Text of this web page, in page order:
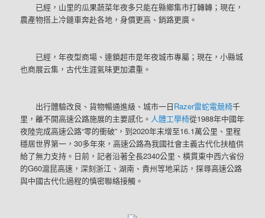
已經，山里的瓜果蔬菜年夜多只能在縣鄉集市打轉轉；現在，
農產物搭上冷鏈車奔赴各地，身價更高、銷路更廣。
已經，年夜型商場、連鎖超市是年夜城市專屬；現在，小縣城
也商展云集，古代生涯氣味更加濃重。
出行體驗改良、貨物暢通進級、城市一日Razer雷蛇電競椅千
里，離不開高速公路施展的主要感化。 人體工學椅從1988年中國年
夜陸完成高速公路“零的衝破”，到2020年末增至16.1萬公里、里程
穩居世界第一，30多年來，高速公路為我國社會主義古代化扶植供
給了無力支持。日前，記者沿著全長2340公里、橫貫東中西六省份
的G60滬昆高速，深刻浙江、湖南、貴州等地采訪，探尋高速公路
與中國古代化過程的慎密聯絡接觸。